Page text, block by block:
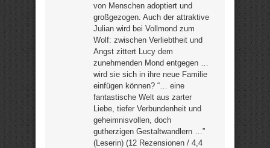
von Menschen adoptiert und
großgezogen. Auch der attraktive
Julian wird bei Vollmond zum
Wolf: zwischen Verliebtheit und
Angst zittert Lucy dem
zunehmenden Mond entgegen …
wird sie sich in ihre neue Familie
einfügen können? “… eine
fantastische Welt aus zarter
Liebe, tiefer Verbundenheit und
geheimnisvollen, doch
gutherzigen Gestaltwandlern …”
(Leserin) (12 Rezensionen / 4,4